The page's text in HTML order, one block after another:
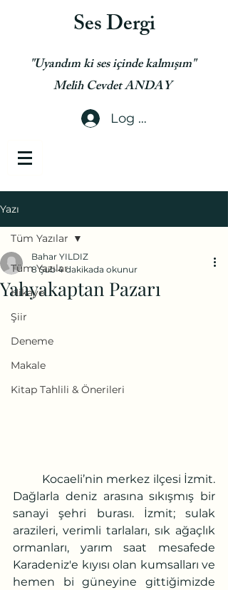
Ses Dergi
"Uyandım ki ses içinde kalmışım"
Melih Cevdet ANDAY
Log In
Yazı
Tüm Yazılar
Hikaye
Şiir
Deneme
Makale
Kitap Tahlili & Önerileri
Tüm Yazılar
Yahyakaptan Pazarı
Bahar YILDIZ
8 Şub 4 dakikada okunur
Dağlarla deniz arasına sıkışmış bir
sanayi şehri burası. İzmit; sulak
arazileri, verimli tarlaları, sık ağaçlık
ormanları, yarım saat mesafede
Karadeniz'e kıyısı olan kumsalları ve
hemen bi güneyine gittiğimizde